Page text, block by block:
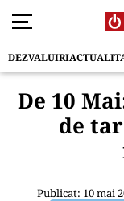
DEZVALUIRI
De 10
de
Publicat: 10 mai